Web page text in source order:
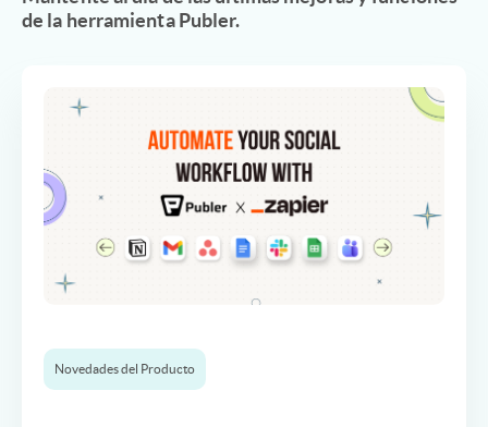
de la herramienta Publer.
Novedades del Producto